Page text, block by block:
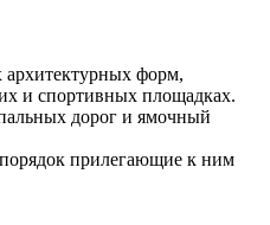
форм,
и спортивных площадках.
дорог и ямочный
прилегающие к ним